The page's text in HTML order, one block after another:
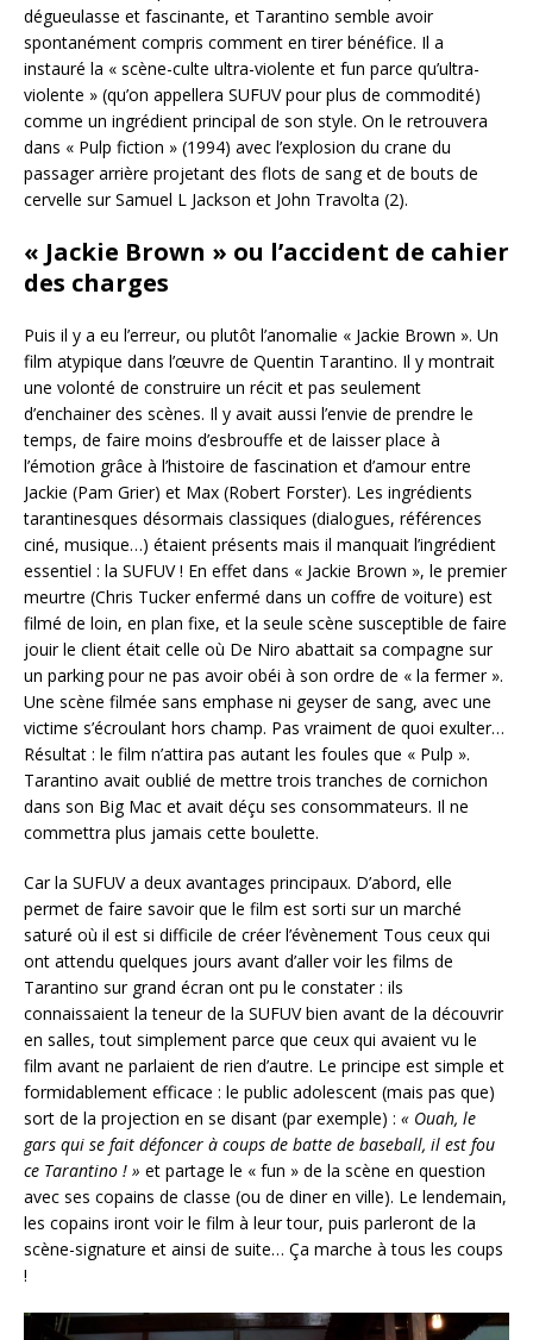
dégueulasse et fascinante, et Tarantino semble avoir
spontanément compris comment en tirer bénéfice. Il a
instauré la « scène-culte ultra-violente et fun parce qu’ultra-
violente » (qu’on appellera SUFUV pour plus de commodité)
comme un ingrédient principal de son style. On le retrouvera
dans « Pulp fiction » (1994) avec l’explosion du crane du
passager arrière projetant des flots de sang et de bouts de
cervelle sur Samuel L Jackson et John Travolta (2).
« Jackie Brown » ou l’accident de cahier
des charges
Puis il y a eu l’erreur, ou plutôt l’anomalie « Jackie Brown ». Un
film atypique dans l’œuvre de Quentin Tarantino. Il y montrait
une volonté de construire un récit et pas seulement
d’enchainer des scènes. Il y avait aussi l’envie de prendre le
temps, de faire moins d’esbrouffe et de laisser place à
l’émotion grâce à l’histoire de fascination et d’amour entre
Jackie (Pam Grier) et Max (Robert Forster). Les ingrédients
tarantinesques désormais classiques (dialogues, références
ciné, musique…) étaient présents mais il manquait l’ingrédient
essentiel : la SUFUV ! En effet dans « Jackie Brown », le premier
meurtre (Chris Tucker enfermé dans un coffre de voiture) est
filmé de loin, en plan fixe, et la seule scène susceptible de faire
jouir le client était celle où De Niro abattait sa compagne sur
un parking pour ne pas avoir obéi à son ordre de « la fermer ».
Une scène filmée sans emphase ni geyser de sang, avec une
victime s’écroulant hors champ. Pas vraiment de quoi exulter…
Résultat : le film n’attira pas autant les foules que « Pulp ».
Tarantino avait oublié de mettre trois tranches de cornichon
dans son Big Mac et avait déçu ses consommateurs. Il ne
commettra plus jamais cette boulette.
Car la SUFUV a deux avantages principaux. D’abord, elle
permet de faire savoir que le film est sorti sur un marché
saturé où il est si difficile de créer l’évènement Tous ceux qui
ont attendu quelques jours avant d’aller voir les films de
Tarantino sur grand écran ont pu le constater : ils
connaissaient la teneur de la SUFUV bien avant de la découvrir
en salles, tout simplement parce que ceux qui avaient vu le
film avant ne parlaient de rien d’autre. Le principe est simple et
formidablement efficace : le public adolescent (mais pas que)
sort de la projection en se disant (par exemple) : « Ouah, le
gars qui se fait défoncer à coups de batte de baseball, il est fou
ce Tarantino ! » et partage le « fun » de la scène en question
avec ses copains de classe (ou de diner en ville). Le lendemain,
les copains iront voir le film à leur tour, puis parleront de la
scène-signature et ainsi de suite… Ça marche à tous les coups
!